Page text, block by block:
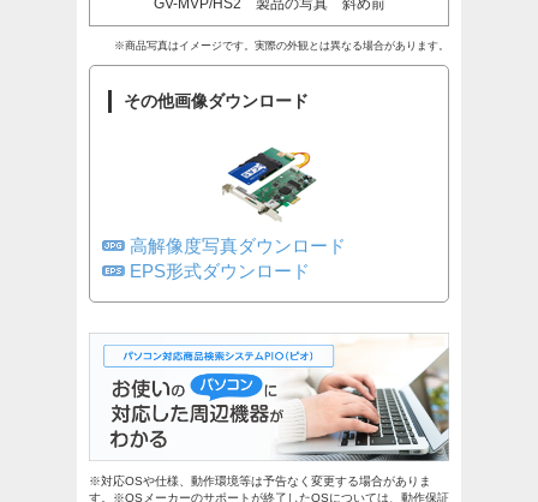
※商品写真はイメージです。実際の外観とは異なる場合があります。
その他画像ダウンロード
高解像度写真ダウンロード
EPS形式ダウンロード
※対応OSや仕様、動作環境等は予告なく変更する場合がありま
す。※OSメーカーのサポートが終了したOSについては、動作保証